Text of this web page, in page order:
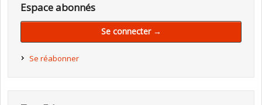
Espace abonnés
Se connecter →
Se réabonner